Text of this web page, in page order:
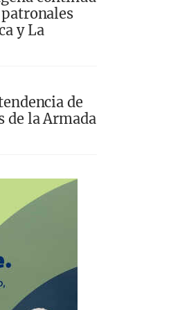
y La
de
de la Armada